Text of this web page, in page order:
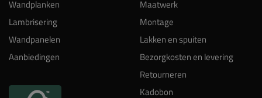
Wandplanken
Lambrisering
Wandpanelen
Aanbiedingen
Maatwerk
Montage
Lakken en spuiten
Bezorgkosten en levering
Retourneren
Kadobon